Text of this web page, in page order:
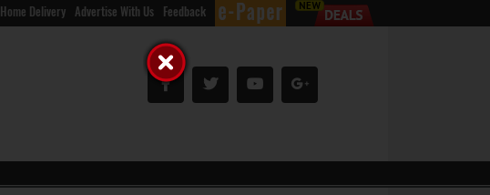
Home Delivery Advertise With Us Feedback